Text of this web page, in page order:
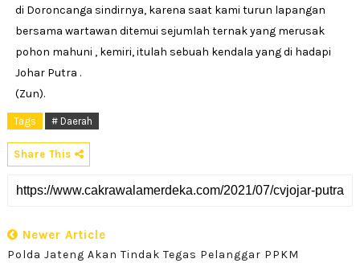
di Doroncanga sindirnya, karena saat kami turun lapangan
bersama wartawan ditemui sejumlah ternak yang merusak
pohon mahuni , kemiri, itulah sebuah kendala yang di hadapi
Johar Putra .
(Zun).
Tags # Daerah
Share This
Newer Article
Polda Jateng Akan Tindak Tegas Pelanggar PPKM